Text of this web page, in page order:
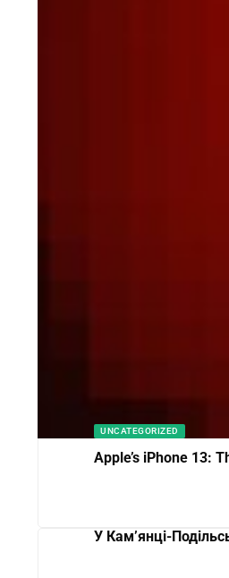
UNCATEGORIZED
Apple’s iPhone 13:
У Кам’янці-